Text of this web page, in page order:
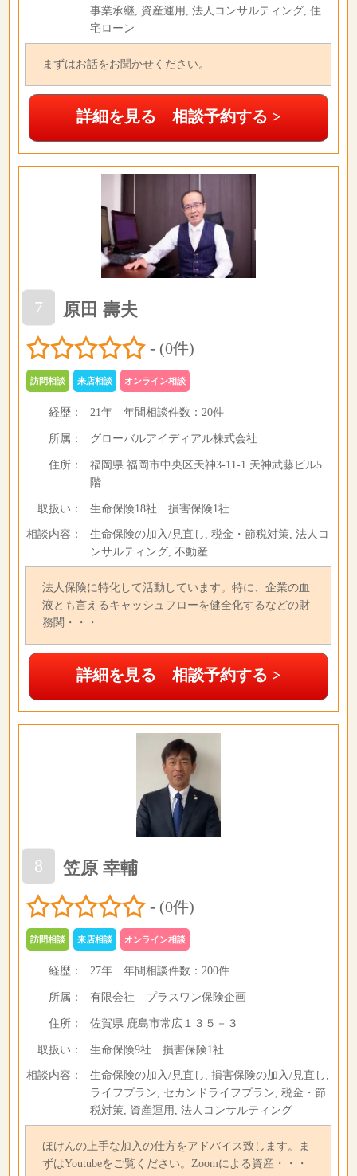
事業承継, 資産運用, 法人コンサルティング, 住
宅ローン
まずはお話をお聞かせください。
詳細を見る 相談予約する >
7
原田 壽夫
- (0件)
訪問相談 来店相談 オンライン相談
経歴： 21年年間相談件数： 20件
所属： グローバルアイディアル株式会社
住所：
福岡県 福岡市中央区天神3-11-1 天神武藤ビル5
階
取扱い： 生命保険18社 損害保険1社
相談内容：
生命保険の加入/見直し, 税金・節税対策, 法人コ
ンサルティング, 不動産
法人保険に特化して活動しています。特に、企業の血
液とも言えるキャッシュフローを健全化するなどの財
務関・・・
詳細を見る 相談予約する >
8
笠原 幸輔
- (0件)
訪問相談 来店相談 オンライン相談
経歴： 27年年間相談件数： 200件
所属： 有限会社 プラスワン保険企画
住所： 佐賀県 鹿島市常広１３５－３
取扱い： 生命保険9社 損害保険1社
相談内容：
生命保険の加入/見直し, 損害保険の加入/見直し,
ライフプラン, セカンドライフプラン, 税金・節
税対策, 資産運用, 法人コンサルティング
ほけんの上手な加入の仕方をアドバイス致します。ま
ずはYoutubeをご覧ください。Zoomによる資産・・・